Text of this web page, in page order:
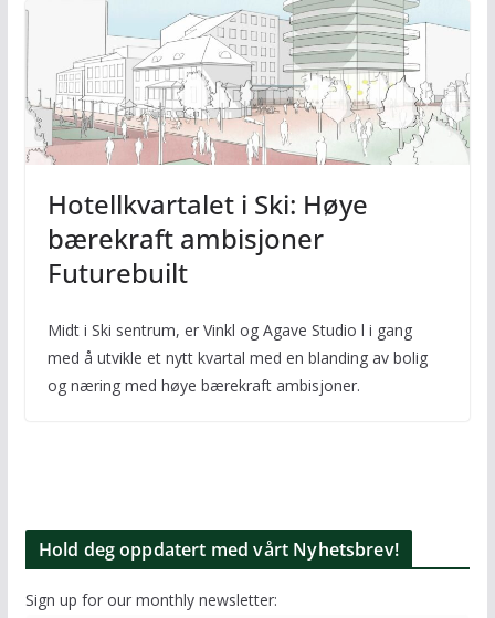
Hotellkvartalet i Ski: Høye
bærekraft ambisjoner
Futurebuilt
Midt i Ski sentrum, er Vinkl og Agave Studio l i gang
med å utvikle et nytt kvartal med en blanding av bolig
og næring med høye bærekraft ambisjoner.
Hold deg oppdatert med vårt Nyhetsbrev!
Sign up for our monthly newsletter: